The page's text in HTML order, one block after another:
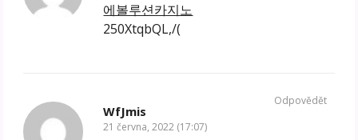
에볼루션카지노
250XtqbQL,/(
WfJmis
21 června, 2022 (17:07)
Odpovědět